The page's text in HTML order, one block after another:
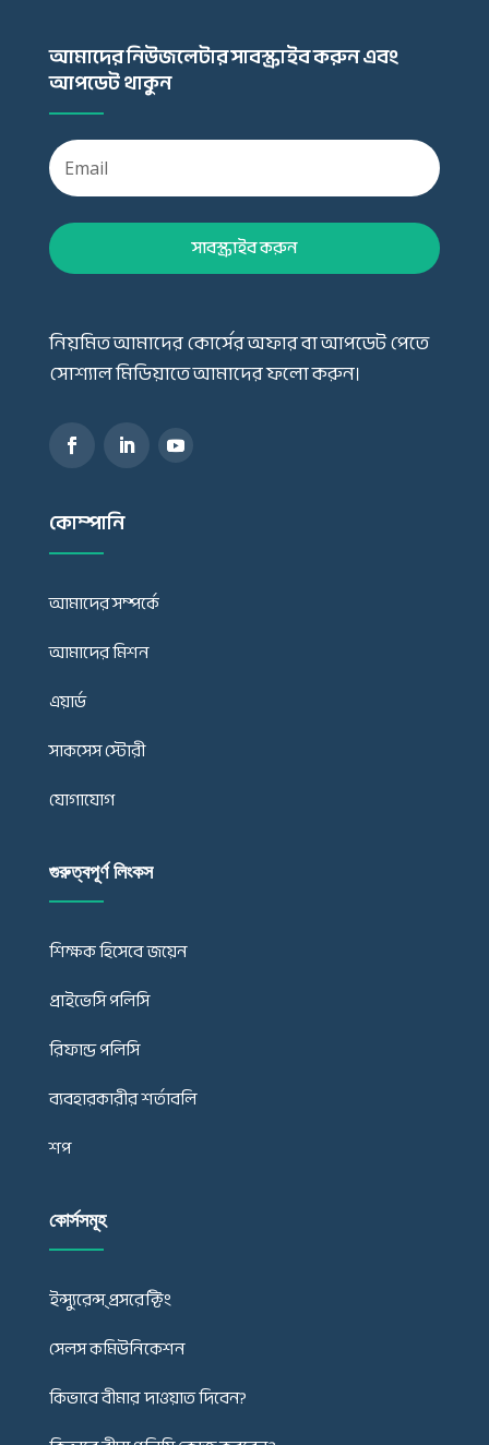
আমাদের নিউজলেটার সাবস্ক্রাইব করুন এবং
আপডেট থাকুন
সাবস্ক্রাইব করুন
নিয়মিত আমাদের কোর্সের অফার বা আপডেট পেতে
সোশ্যাল মিডিয়াতে আমাদের ফলো করুন।
কোম্পানি
আমাদের সম্পর্কে
আমাদের মিশন
এয়ার্ড
সাকসেস স্টোরী
যোগাযোগ
গুরুত্বপূর্ণ লিংকস
শিক্ষক হিসেবে জয়েন
প্রাইভেসি পলিসি
রিফান্ড পলিসি
ব্যবহারকারীর শর্তাবলি
শপ
কোর্সসমূহ
ইন্স্যুরেন্স্ প্রসরেক্টিং
সেলস কমিউনিকেশন
কিভাবে বীমার দাওয়াত দিবেন?